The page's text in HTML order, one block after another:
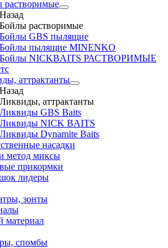
растворимые
Назад
Бойлы растворимые
Бойлы GBS пылящие
Бойлы пылящие MINENKO
Бойлы NICKBAITS РАСТВОРИМЫЕ
аттрактанты
Назад
Ликвиды, аттрактанты
Ликвиды GBS Baits
Ликвиды NICK BAITS
Ликвиды Dynamite Baits
насадки
метод миксы
прикормки
лидеры
зонты
материал
спомбы